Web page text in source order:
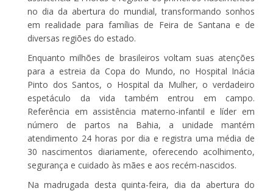
no dia da abertura do mundial, transformando sonhos
em realidade para famílias de Feira de Santana e de
diversas regiões do estado.
Enquanto milhões de brasileiros voltam suas atenções
para a estreia da Copa do Mundo, no Hospital Inácia
Pinto dos Santos, o Hospital da Mulher, o verdadeiro
espetáculo da vida também entrou em campo.
Referência em assistência materno-infantil e líder em
número de partos na Bahia, a unidade mantém
atendimento 24 horas por dia e registra uma média de
30 nascimentos diariamente, oferecendo acolhimento,
segurança e cuidado às mães e aos recém-nascidos.
Na madrugada desta quinta-feira, dia da abertura do